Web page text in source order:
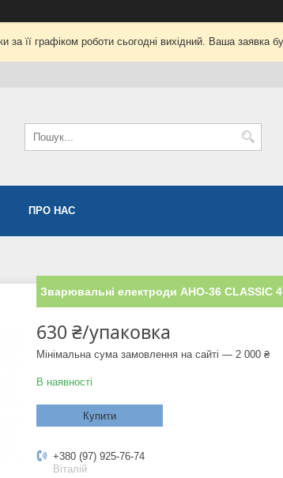
її графіком роботи сьогодні вихідний. Ваша заявка
ПРО НАС
Зварювальні електроди АНО-36 CLASSIC
630 ₴/упаковка
Мінімальна сума замовлення на сайті — 2 000 ₴
В наявності
Купити
+380 (97) 925-76-74
Віталій